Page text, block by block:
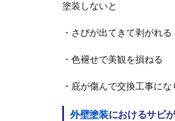
塗装しないと
・さびが出てきて剥がれる
・色褪せで美観を損ねる
・庇が傷んで交換工事に
外壁塗装におけるサビ